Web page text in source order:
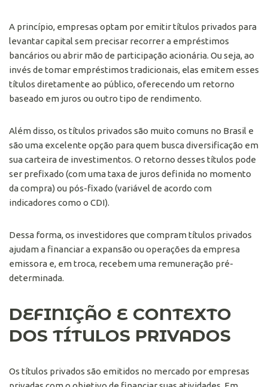
A princípio, empresas optam por emitir títulos privados para
levantar capital sem precisar recorrer a empréstimos
bancários ou abrir mão de participação acionária. Ou seja, ao
invés de tomar empréstimos tradicionais, elas emitem esses
títulos diretamente ao público, oferecendo um retorno
baseado em juros ou outro tipo de rendimento.
Além disso, os títulos privados são muito comuns no Brasil e
são uma excelente opção para quem busca diversificação em
sua carteira de investimentos. O retorno desses títulos pode
ser prefixado (com uma taxa de juros definida no momento
da compra) ou pós-fixado (variável de acordo com
indicadores como o CDI).
Dessa forma, os investidores que compram títulos privados
ajudam a financiar a expansão ou operações da empresa
emissora e, em troca, recebem uma remuneração pré-
determinada.
DEFINIÇÃO E CONTEXTO
DOS TÍTULOS PRIVADOS
Os títulos privados são emitidos no mercado por empresas